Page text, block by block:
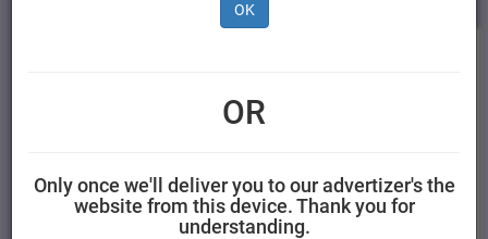
OK
OR
Only once we'll deliver you to our advertizer's the
website from this device. Thank you for
understanding.